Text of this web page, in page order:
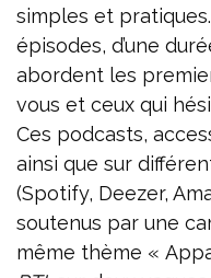
simples et
épisodes, d’une
abordent les
vous et ceux qui
Ces podcasts,
ainsi que sur
(Spotify, Deezer,
soutenus par une
même thème «